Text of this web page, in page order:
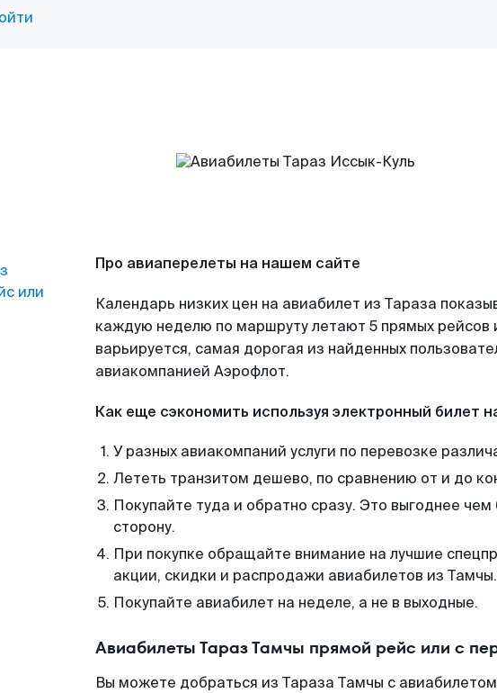
или
Про авиаперелеты на нашем сайте
Календарь низких цен на авиабилет из Тараза
каждую неделю по маршруту летают 5 прямых рейсов
варьируется, самая дорогая из найденных
авиакомпанией Аэрофлот.
Как еще сэкономить используя электронный билет
У разных авиакомпаний услуги по перевозке
Лететь транзитом дешево, по сравнению от и до
Покупайте туда и обратно сразу. Это выгоднее
сторону.
При покупке обращайте внимание на лучшие
акции, скидки и распродажи авиабилетов из Тамчы.
Покупайте авиабилет на неделе, а не в выходные.
Авиабилеты Тараз Тамчы прямой рейс или с
Вы можете добраться из Тараза Тамчы с